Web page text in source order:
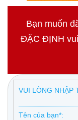
Bạn muốn
ĐẶC ĐỊNH
VUI LÒNG NHẬP
Tên của bạn*: